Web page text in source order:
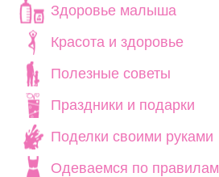
Здоровье малыша
Красота и здоровье
Полезные советы
Праздники и подарки
Поделки своими руками
Одеваемся по правилам